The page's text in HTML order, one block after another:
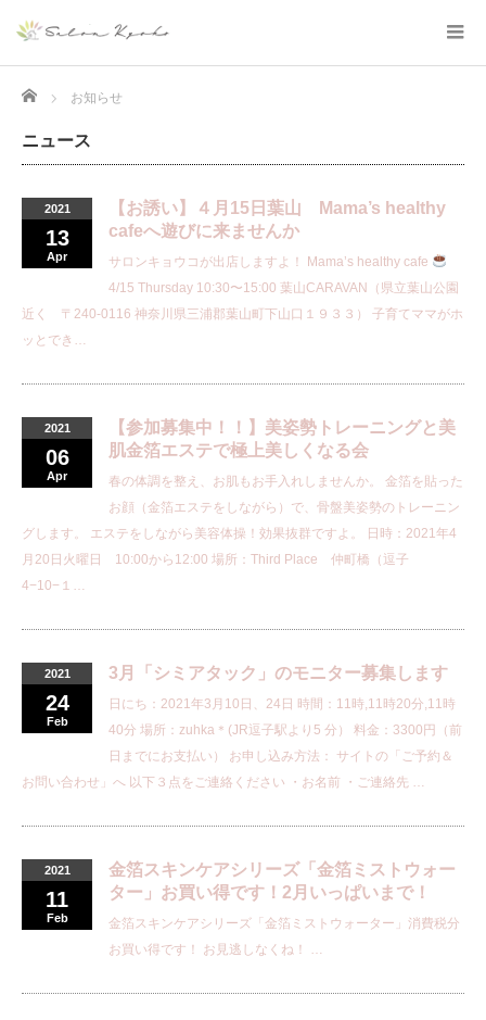
Home お知らせ
ニュース
2021
13
Apr
【お誘い】４月15日葉山 Mama’s healthy
cafeへ遊びに来ませんか
サロンキョウコが出店しますよ！ Mama’s healthy cafe
4/15 Thursday 10:30〜15:00 葉山CARAVAN（県立葉山公園
近く 〒240-0116 神奈川県三浦郡葉山町下山口１９３３） 子育てママがホ
ッとでき…
2021
06
Apr
【参加募集中！！】美姿勢トレーニングと美
肌金箔エステで極上美しくなる会
春の体調を整え、お肌もお手入れしませんか。 金箔を貼った
お顔（金箔エステをしながら）で、骨盤美姿勢のトレーニン
グします。 エステをしながら美容体操！効果抜群ですよ。 日時：2021年4
月20日火曜日 10:00から12:00 場所：Third Place 仲町橋（逗子
4−10−１…
2021
24
Feb
3月「シミアタック」のモニター募集します
日にち：2021年3月10日、24日 時間：11時,11時20分,11時
40分 場所：zuhka＊(JR逗子駅より5 分） 料金：3300円（前
日までにお支払い） お申し込み方法： サイトの「ご予約＆
お問い合わせ」へ 以下３点をご連絡ください ・お名前 ・ご連絡先 …
2021
11
Feb
金箔スキンケアシリーズ「金箔ミストウォー
ター」お買い得です！2月いっぱいまで！
金箔スキンケアシリーズ「金箔ミストウォーター」消費税分
お買い得です！ お見逃しなくね！ …